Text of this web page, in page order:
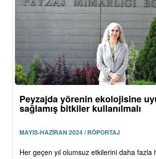
Peyzajda yörenin ekolojisine
sağlamış bitkiler kullanılmalı
MAYIS-HAZİRAN 2024 / RÖPORTAJ
Her geçen yıl olumsuz etkilerini daha fazla